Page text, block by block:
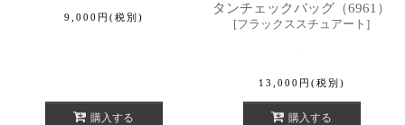
9,000 円 (税別)
購入する
タンチェックバッグ（6961）
[フラックススチュアート ]
13,000 円 (税別)
購入する